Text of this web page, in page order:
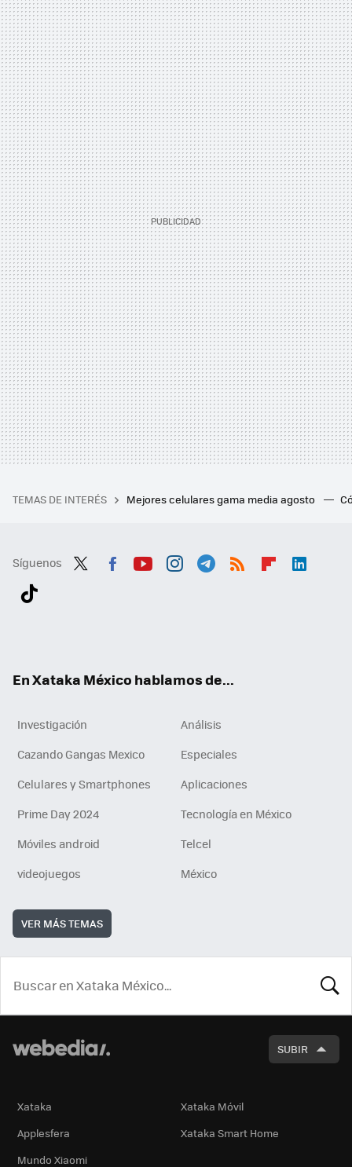
TEMAS DE INTERÉS Mejores celulares gama media agosto
Síguenos
En Xataka México hablamos de...
Investigación
Análisis
Cazando Gangas Mexico
Especiales
Celulares y Smartphones
Aplicaciones
Prime Day 2024
Tecnología en México
Móviles android
Telcel
videojuegos
México
VER MÁS TEMAS
SUBIR
Xataka
Xataka Móvil
Applesfera
Xataka Smart Home
Mundo Xiaomi